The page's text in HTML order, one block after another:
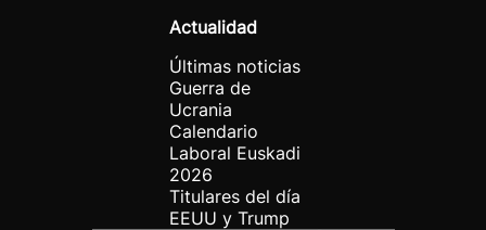
Actualidad
Últimas noticias
Guerra de
Ucrania
Calendario
Laboral Euskadi
2026
Titulares del día
EEUU y Trump